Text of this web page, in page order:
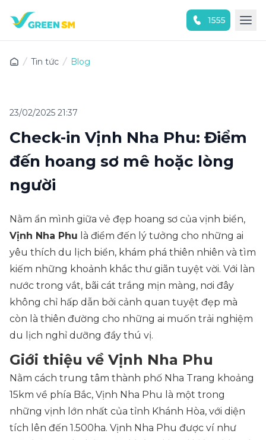
1555
Tin tức Blog
23/02/2025 21:37
Check-in Vịnh Nha Phu: Điểm
đến hoang sơ mê hoặc lòng
người
Nằm ẩn mình giữa vẻ đẹp hoang sơ của vịnh biển,
Vịnh Nha Phu là điểm đến lý tưởng cho những ai
yêu thích du lịch biển, khám phá thiên nhiên và tìm
kiếm những khoảnh khắc thư giãn tuyệt vời. Với làn
nước trong vắt, bãi cát trắng mịn màng, nơi đây
không chỉ hấp dẫn bởi cảnh quan tuyệt đẹp mà
còn là thiên đường cho những ai muốn trải nghiệm
du lịch nghỉ dưỡng đầy thú vị.
Giới thiệu về Vịnh Nha Phu
Nằm cách trung tâm thành phố Nha Trang khoảng
15km về phía Bắc, Vịnh Nha Phu là một trong
những vịnh lớn nhất của tỉnh Khánh Hòa, với diện
tích lên đến 1.500ha. Vịnh Nha Phu được ví như